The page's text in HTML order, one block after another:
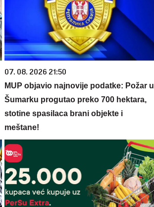
07. 08. 2026 21:50
MUP objavio najnovije podatke: Požar u
Šumarku progutao preko 700 hektara,
stotine spasilaca brani objekte i
meštane!